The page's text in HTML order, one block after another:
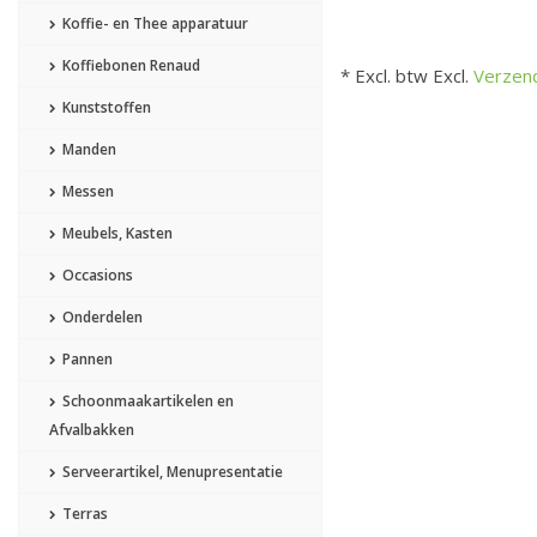
Koffie- en Thee apparatuur
Koffiebonen Renaud
Kunststoffen
Manden
Messen
Meubels, Kasten
Occasions
Onderdelen
Pannen
Schoonmaakartikelen en
Afvalbakken
Serveerartikel, Menupresentatie
Terras
* Excl. btw Excl.